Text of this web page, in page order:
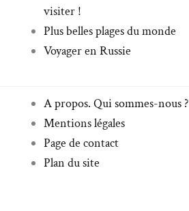
visiter !
Plus belles plages du monde
Voyager en Russie
A propos. Qui sommes-nous ?
Mentions légales
Page de contact
Plan du site